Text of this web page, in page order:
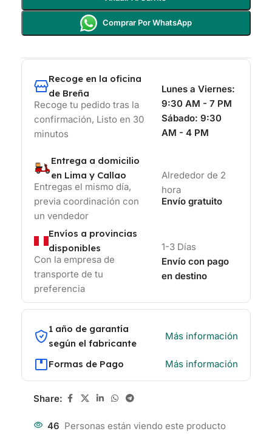
Comprar Por WhatsApp
Recoge en la oficina
de Breña
Recoge tu pedido tras la
confirmación, Listo en 30
minutos
Lunes a Viernes:
9:30 AM - 7 PM
Sábado: 9:30
AM - 4 PM
Entrega a domicilio
en Lima y Callao
Entregas el mismo día,
previa coordinación con
un vendedor
Alrededor de 2
hora
Envío gratuito
Envíos a provincias
disponibles
Con la empresa de
transporte de tu
preferencia
1-3 Días
Envío con pago
en destino
1 año de garantía
según el fabricante
Más información
Formas de Pago Más información
Share:
46 Personas están viendo este producto